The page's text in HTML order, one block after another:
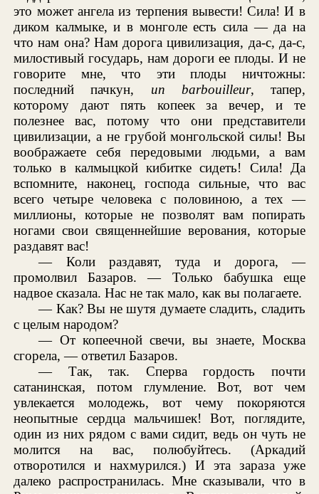
это может ангела из терпения вывести! Сила! И в
диком калмыке, и в монголе есть сила — да на
что нам она? Нам дорога цивилизация, да-с, да-с,
милостивый государь, нам дороги ее плоды. И не
говорите мне, что эти плоды ничтожны:
последний пачкун, un barbouilleur, тапер,
которому дают пять копеек за вечер, и те
полезнее вас, потому что они представители
цивилизации, а не грубой монгольской силы! Вы
воображаете себя передовыми людьми, а вам
только в калмыцкой кибитке сидеть! Сила! Да
вспомните, наконец, господа сильные, что вас
всего четыре человека с половиною, а тех —
миллионы, которые не позволят вам попирать
ногами свои священнейшие верования, которые
раздавят вас!
— Коли раздавят, туда и дорога, —
промолвил Базаров. — Только бабушка еще
надвое сказала. Нас не так мало, как вы полагаете.
— Как? Вы не шутя думаете сладить, сладить
с целым народом?
— От копеечной свечи, вы знаете, Москва
сгорела, — ответил Базаров.
— Так, так. Сперва гордость почти
сатанинская, потом глумление. Вот, вот чем
увлекается молодежь, вот чему покоряются
неопытные сердца мальчишек! Вот, поглядите,
один из них рядом с вами сидит, ведь он чуть не
молится на вас, полюбуйтесь. (Аркадий
отворотился и нахмурился.) И эта зараза уже
далеко распространилась. Мне сказывали, что в